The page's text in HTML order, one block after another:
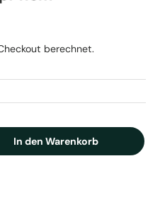
berechnet.
In den Warenkorb